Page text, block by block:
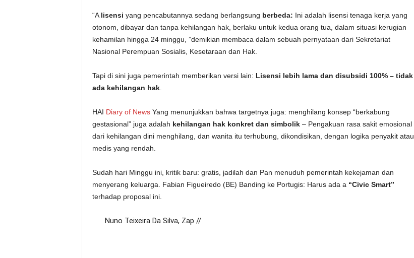
“A lisensi yang pencabutannya sedang berlangsung berbeda: Ini adalah lisensi tenaga kerja yang
otonom, dibayar dan tanpa kehilangan hak, berlaku untuk kedua orang tua, dalam situasi kerugian
kehamilan hingga 24 minggu, ”demikian membaca dalam sebuah pernyataan dari Sekretariat
Nasional Perempuan Sosialis, Kesetaraan dan Hak.
Tapi di sini juga pemerintah memberikan versi lain: Lisensi lebih lama dan disubsidi 100% – tidak
ada kehilangan hak.
HAI Diary of NewsYang menunjukkan bahwa targetnya juga: menghilang konsep “berkabung
gestasional” juga adalah kehilangan hak konkret dan simbolik– Pengakuan rasa sakit emosional
dari kehilangan dini menghilang, dan wanita itu terhubung, dikondisikan, dengan logika penyakit atau
medis yang rendah.
Sudah hari Minggu ini, kritik baru: gratis, jadilah dan Pan menuduh pemerintah kekejaman dan
menyerang keluarga. Fabian Figueiredo (BE) Banding ke Portugis: Harus ada a “Civic Smart”
terhadap proposal ini.
Nuno Teixeira Da Silva, Zap //